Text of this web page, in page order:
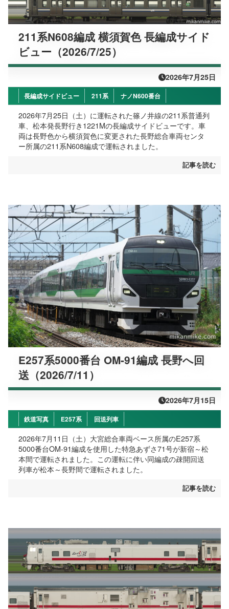
211系N608編成 横須賀色 長編成サイド
ビュー（2026/7/25）
2026年7月25日
長編成サイドビュー 211系 ナノN600番台
2026年7月25日（土）に運転された篠ノ井線の211系普通列
車、松本発長野行き1221Mの長編成サイドビューです。車
両は長野色から横須賀色に変更された長野総合車両センタ
ー所属の211系N608編成で運転されました。
記事を読む
E257系5000番台 OM-91編成 長野へ回
送（2026/7/11）
2026年7月15日
鉄道写真 E257系 回送列車
2026年7月11日（土）大宮総合車両ベース所属のE257系
5000番台OM-91編成を使用した特急あずさ71号が新宿～松
本間で運転されました。この運転に伴い同編成の疎開回送
列車が松本～長野間で運転されました。
記事を読む